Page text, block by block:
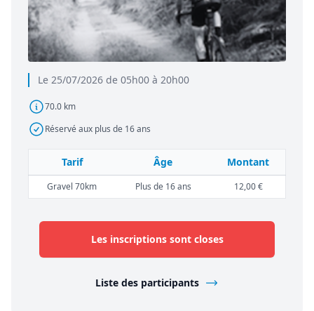
Le 25/07/2026 de 05h00 à 20h00
70.0 km
Réservé aux plus de 16 ans
Tarif Âge Montant
Gravel 70km Plus de 16 ans 12,00 €
Les inscriptions sont closes
Liste des participants